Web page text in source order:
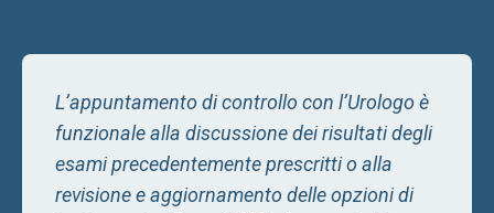
L’appuntamento di controllo con l’Urologo è
funzionale alla discussione dei risultati degli
esami precedentemente prescritti o alla
revisione e aggiornamento delle opzioni di